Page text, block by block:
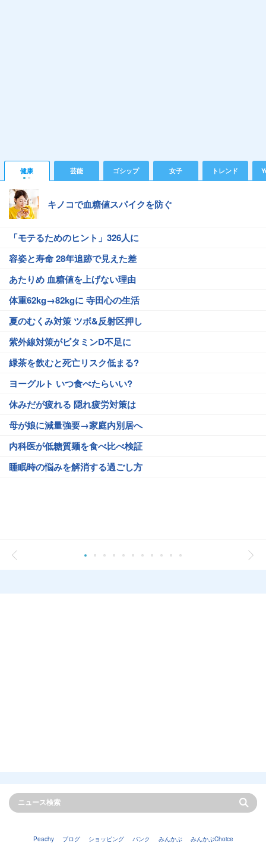
健康 芸能 ゴシップ 女子 トレンド
キノコで血糖値スパイクを防ぐ
「モテるためのヒント」326人に
容姿と寿命 28年追跡で見えた差
あたりめ 血糖値を上げない理由
体重62kg→82kgに 寺田心の生活
夏のむくみ対策 ツボ&反射区押し
紫外線対策がビタミンD不足に
緑茶を飲むと死亡リスク低まる?
ヨーグルト いつ食べたらいい?
休みだが疲れる 隠れ疲労対策は
母が娘に減量強要→家庭内別居へ
内科医が低糖質麺を食べ比べ検証
睡眠時の悩みを解消する過ごし方
Peachy ブログ ショッピング バンク みんかぶ みんかぶChoice